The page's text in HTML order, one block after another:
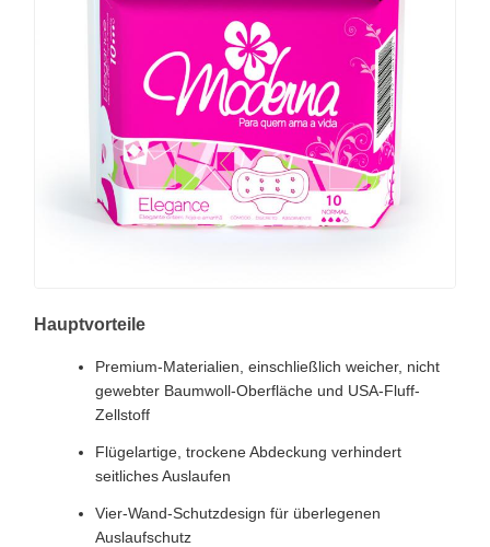
Hauptvorteile
Premium-Materialien, einschließlich weicher, nicht
gewebter Baumwoll-Oberfläche und USA-Fluff-
Zellstoff
Flügelartige, trockene Abdeckung verhindert
seitliches Auslaufen
Vier-Wand-Schutzdesign für überlegenen
Auslaufschutz